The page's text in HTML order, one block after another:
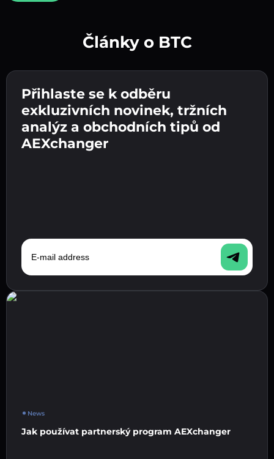
Zadejte adresu své kryptopeněženky 👉
pokračujte k dalšímu kroku.
Potvrďte svou totožnost 👉 pokračujte k
poslednímu kroku.
Odešlete vklad 👉 obdržíte kryptoměnu nebo
fiat měnu ve své peněžence.
Články o BTC
Přihlaste se k odběru
exkluzivních novinek, tržních
analýz a obchodních tipů od
AEXchanger
E-mail address
News
Jak používat partnerský program AEXchanger